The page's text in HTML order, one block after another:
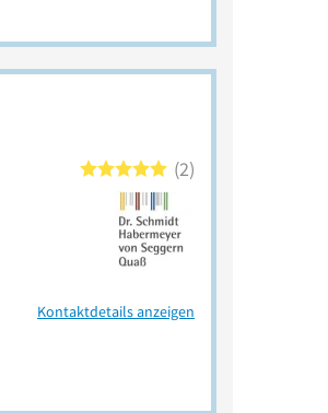
2
Kontaktdetails anzeigen